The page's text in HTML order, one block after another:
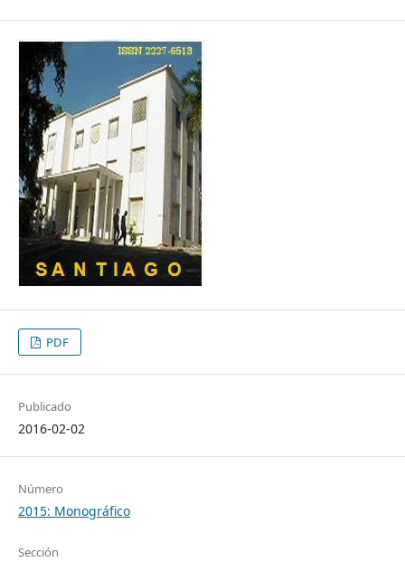
PDF
Publicado
2016-02-02
Número
2015: Monográfico
Sección